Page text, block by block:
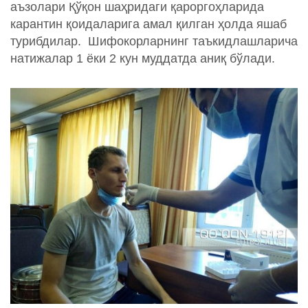
аъзолари Қўқон шаҳридаги қароргоҳларида
карантин қоидаларига амал қилган ҳолда яшаб
турибдилар. Шифокорларнинг таъкидлашларича
натижалар 1 ёки 2 кун муддатда аниқ бўлади.